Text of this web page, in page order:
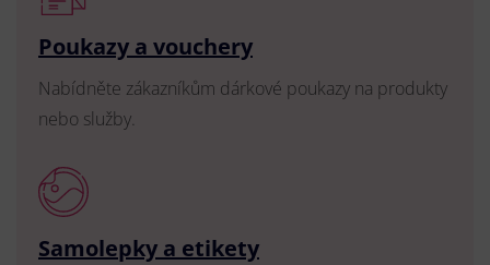
Poukazy a vouchery
Nabídněte zákazníkům dárkové poukazy na produkty
nebo služby.
Samolepky a etikety